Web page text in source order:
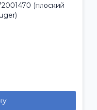
(плоский